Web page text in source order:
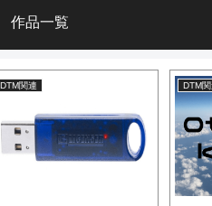
作品一覧
開封！WAVES GOLDが